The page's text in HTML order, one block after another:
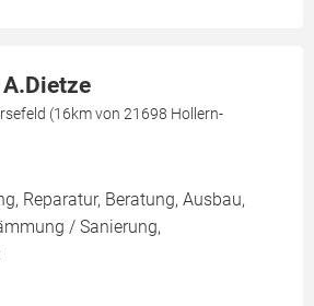
(16km von 21698 Hollern-
Reparatur, Beratung, Ausbau,
/ Sanierung,